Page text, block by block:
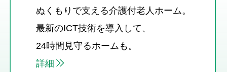
ぬくもりで支える介護付老人ホーム。
最新のICT技術を導入して、
24時間見守るホームも。
詳細